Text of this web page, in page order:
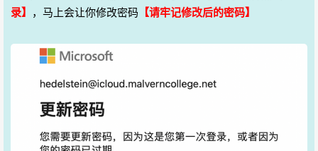
录】
，马上会让你修改密码 【请牢记修改后的密码】